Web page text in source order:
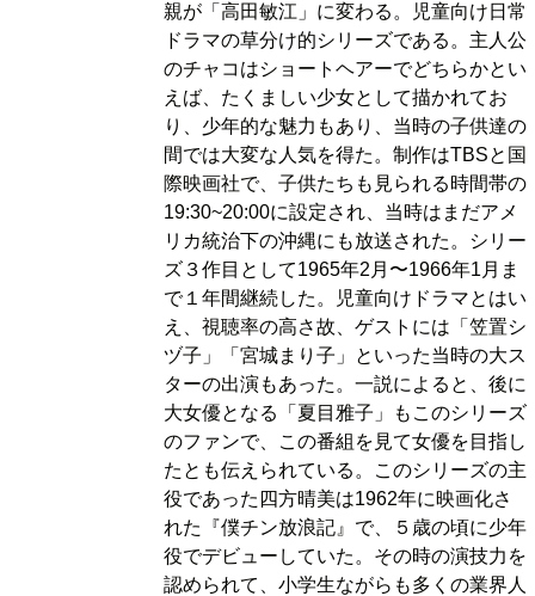
親が「高田敏江」に変わる。児童向け日常
ドラマの草分け的シリーズである。主人公
のチャコはショートヘアーでどちらかとい
えば、たくましい少女として描かれてお
り、少年的な魅力もあり、当時の子供達の
間では大変な人気を得た。制作はTBSと国
際映画社で、子供たちも見られる時間帯の
19:30~20:00に設定され、当時はまだアメ
リカ統治下の沖縄にも放送された。シリー
ズ３作目として1965年2月〜1966年1月ま
で１年間継続した。児童向けドラマとはい
え、視聴率の高さ故、ゲストには「笠置シ
ヅ子」「宮城まり子」といった当時の大ス
ターの出演もあった。一説によると、後に
大女優となる「夏目雅子」もこのシリーズ
のファンで、この番組を見て女優を目指し
たとも伝えられている。このシリーズの主
役であった四方晴美は1962年に映画化さ
れた『僕チン放浪記』で、５歳の頃に少年
役でデビューしていた。その時の演技力を
認められて、小学生ながらも多くの業界人